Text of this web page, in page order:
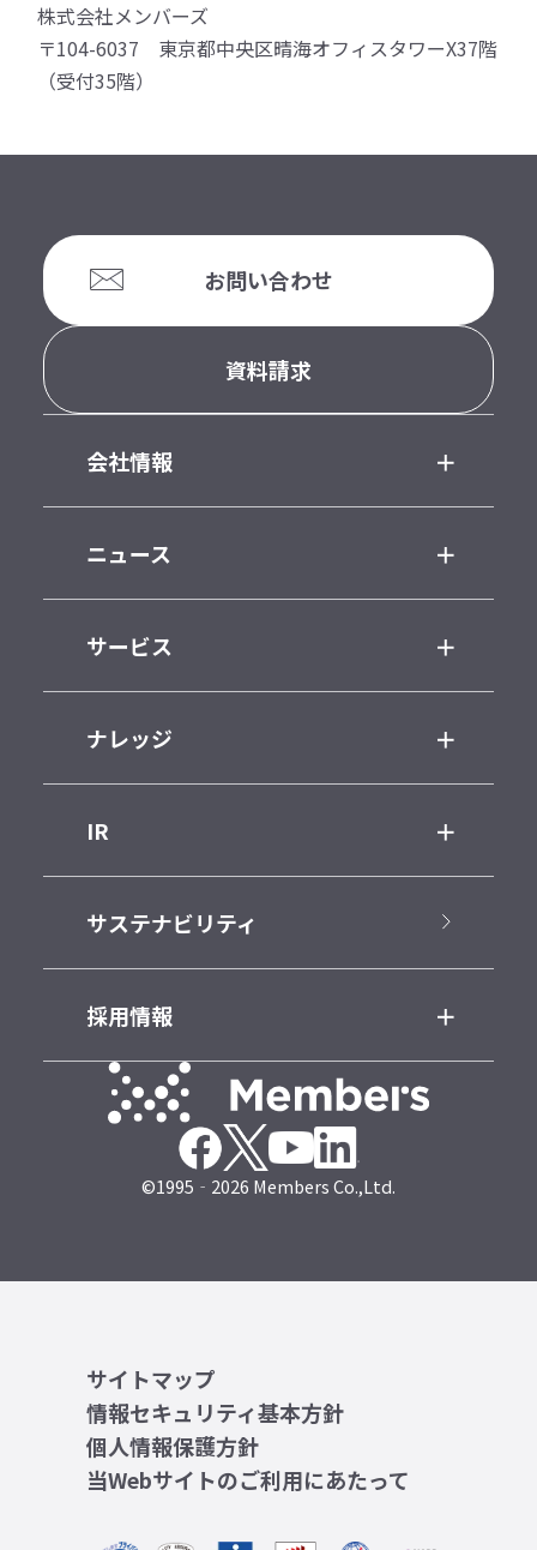
株式会社メンバーズ
〒104-6037 東京都中央区晴海オフィスタワーX37階
（受付35階）
お問い合わせ
資料請求
会社情報
ニュース
サービス
ナレッジ
IR
サステナビリティ
採用情報
©1995‐2026 Members Co.,Ltd.
サイトマップ
情報セキュリティ基本方針
個人情報保護方針
当Webサイトのご利用にあたって